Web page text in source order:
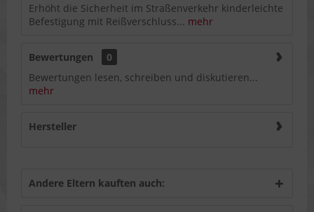
Erhöht die Sicherheit im Straßenverkehr kinderleichte
Befestigung mit Reißverschluss... mehr
Bewertungen
0
Bewertungen lesen, schreiben und diskutieren...
mehr
Hersteller
Andere Eltern kauften auch: